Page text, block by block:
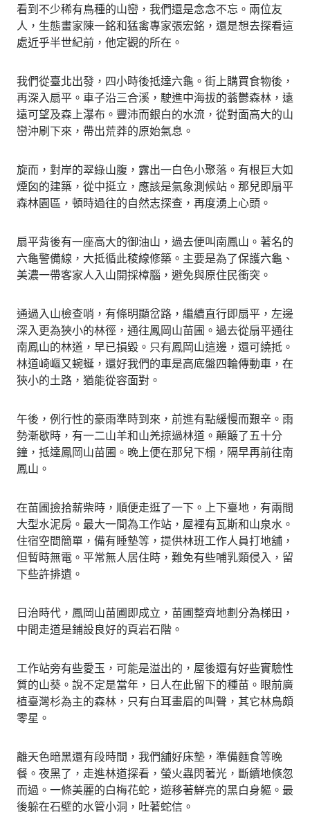
看到不少稀有鳥種的山巒，我們還是念念不忘。兩位友
人，生態畫家陳一銘和猛禽專家張宏銘，還是想去探看這
處近乎半世紀前，他定觀的所在。
我們從臺北出發，四小時後抵達六龜。街上購買食物後，
再深入扇平。車子沿三合溪，駛進中海拔的蓊鬱森林，遠
遠可望及森上瀑布。豐沛而銀白的水流，從對面高大的山
巒沖刷下來，帶出荒莽的原始氣息。
旋而，對岸的翠綠山腹，露出一白色小聚落。有根巨大如
煙囟的建築，從中挺立，應該是氣象測候站。那兒即扇平
森林園區，頓時過往的自然志探查，再度湧上心頭。
扇平背後有一座高大的御油山，過去便叫南鳳山。著名的
六龜警備線，大抵循此稜線修築。主要是為了保護六龜、
美濃一帶客家人入山開採樟腦，避免與原住民衝突。
通過入山檢查哨，有條明顯岔路，繼續直行即扇平，左邊
深入更為狹小的林徑，通往鳳岡山苗圃。過去從扇平通往
南鳳山的林道，早已損毀。只有鳳岡山這邊，還可繞抵。
林道崎嶇又蜿蜒，還好我們的車是高底盤四輪傳動車，在
狹小的土路，猶能從容面對。
午後，例行性的豪雨準時到來，前進有點緩慢而艱辛。雨
勢漸歇時，有一二山羊和山羌掠過林道。顛簸了五十分
鐘，抵達鳳岡山苗圃。晚上便在那兒下榻，隔早再前往南
鳳山。
在苗圃撿拾薪柴時，順便走逛了一下。上下臺地，有兩間
大型水泥房。最大一間為工作站，屋裡有瓦斯和山泉水。
住宿空間簡單，備有睡墊等，提供林班工作人員打地舖，
但暫時無電。平常無人居住時，難免有些哺乳類侵入，留
下些許排遺。
日治時代，鳳岡山苗圃即成立，苗圃整齊地劃分為梯田，
中間走道是鋪設良好的頁岩石階。
工作站旁有些愛玉，可能是溢出的，屋後還有好些實驗性
質的山葵。說不定是當年，日人在此留下的種苗。眼前廣
植臺灣杉為主的森林，只有白耳畫眉的叫聲，其它林鳥頗
零星。
離天色暗黑還有段時間，我們舖好床墊，準備麵食等晚
餐。夜黑了，走進林道探看，螢火蟲閃著光，斷續地倏忽
而過。一條美麗的白梅花蛇，遊移著鮮亮的黑白身軀。最
後躲在石壁的水管小洞，吐著蛇信。